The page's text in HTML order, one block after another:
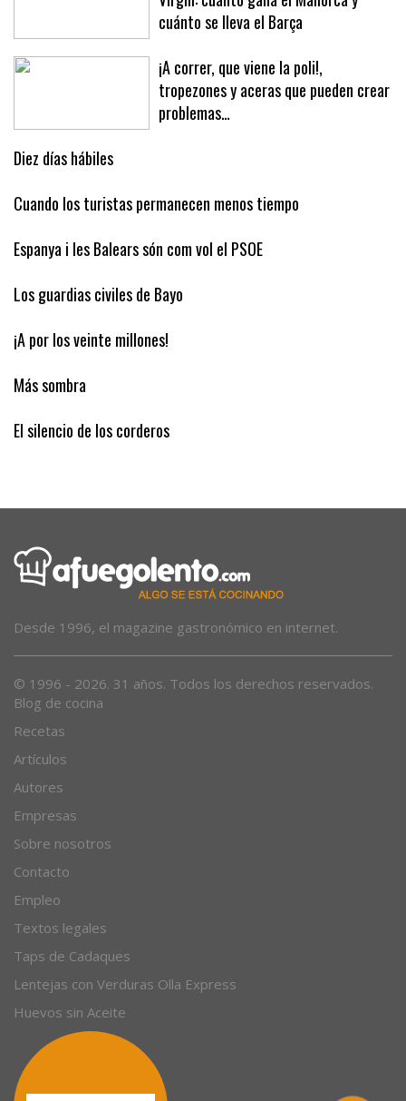
Los números del traspaso de Jan
Virgili: cuánto gana el Mallorca y
cuánto se lleva el Barça
¡A correr, que viene la poli!,
tropezones y aceras que pueden crear
Diez días hábiles
Cuando los turistas permanecen menos tiempo
Espanya i les Balears són com vol el PSOE
Los guardias civiles de Bayo
¡A por los veinte millones!
Más sombra
Blog de cocina
Recetas
Artículos
Autores
Empresas
Sobre nosotros
Contacto
Empleo
Textos legales
Taps de Cadaques
Lentejas con Verduras Olla Express
Huevos sin Aceite